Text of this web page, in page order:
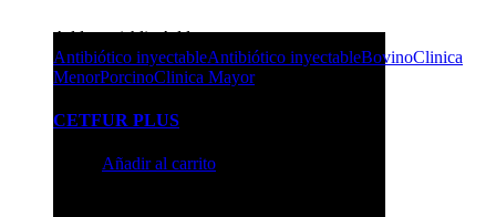
Add to wishlistAdd to compare
Antibiótico inyectableAntibiótico inyectableBovinoClinica
MenorPorcinoClinica Mayor
CETFUR PLUS
Añadir al carrito